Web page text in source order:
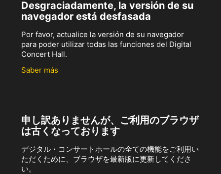
Desgraciadamente, la versión de su
navegador está desfasada
Por favor, actualice la versión de su navegador
para poder utilizar todas las funciones del Digital
Concert Hall.
Saber más
申し訳ありませんが、ご利用のブラウザ
は古くなっております
デジタル・コンサートホールの全ての機能をご利用い
ただくために、ブラウザを最新版に更新してくださ
い。